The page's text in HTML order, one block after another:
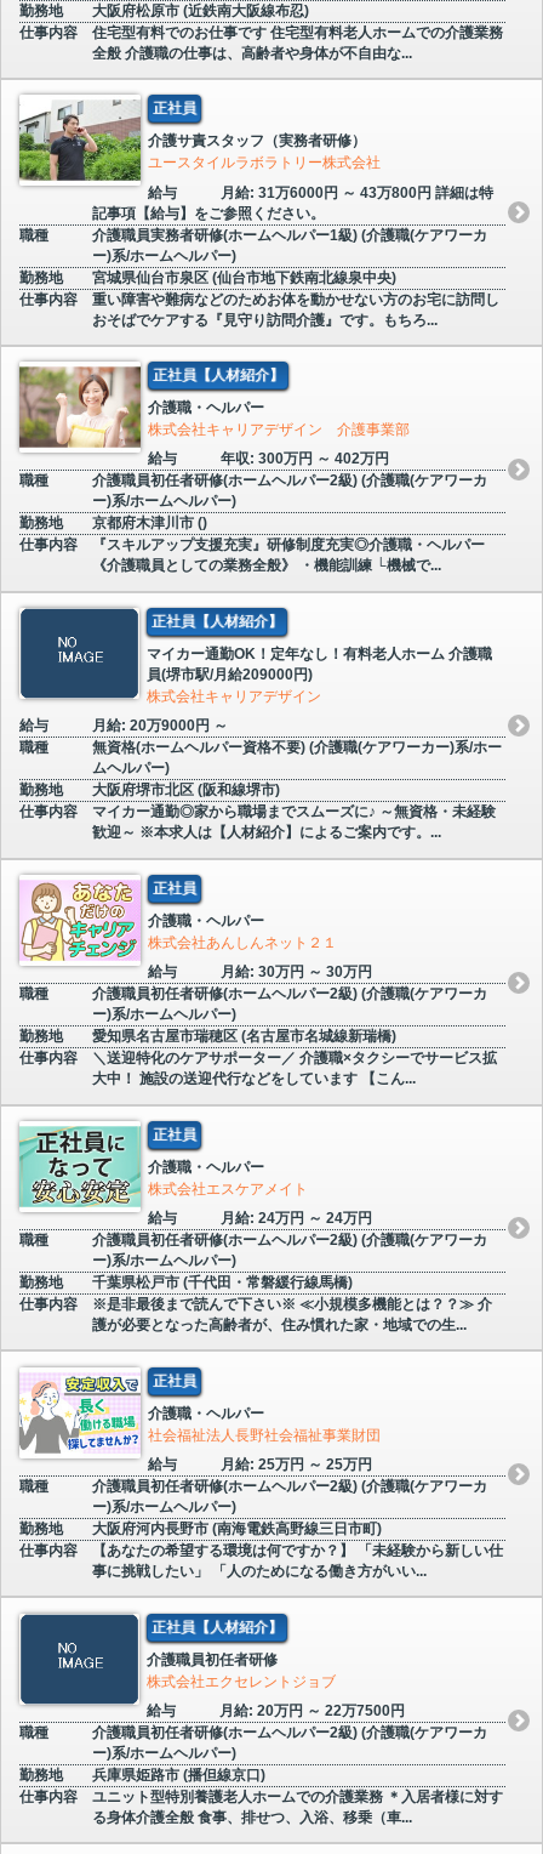
勤務地
大阪府松原市 (近鉄南大阪線布忍)
仕事内容
住宅型有料でのお仕事です 住宅型有料老人ホームでの介護業務
全般 介護職の仕事は、高齢者や身体が不自由な...
正社員
介護サ責スタッフ（実務者研修）
ユースタイルラボラトリー株式会社
給与
月給: 31万6000円 ～ 43万800円 詳細は特
記事項【給与】をご参照ください。
職種
介護職員実務者研修(ホームヘルパー1級) (介護職(ケアワーカ
ー)系/ホームヘルパー)
勤務地
宮城県仙台市泉区 (仙台市地下鉄南北線泉中央)
仕事内容
重い障害や難病などのためお体を動かせない方のお宅に訪問し
おそばでケアする『見守り訪問介護』です。もちろ...
正社員【人材紹介】
介護職・ヘルパー
株式会社キャリアデザイン 介護事業部
給与
年収: 300万円 ～ 402万円
職種
介護職員初任者研修(ホームヘルパー2級) (介護職(ケアワーカ
ー)系/ホームヘルパー)
勤務地
京都府木津川市 ()
仕事内容
『スキルアップ支援充実』研修制度充実◎介護職・ヘルパー
《介護職員としての業務全般》 ・機能訓練 └機械で...
正社員【人材紹介】
マイカー通勤OK！定年なし！有料老人ホーム 介護職
員(堺市駅/月給209000円)
株式会社キャリアデザイン
給与
月給: 20万9000円 ～
職種
無資格(ホームヘルパー資格不要) (介護職(ケアワーカー)系/ホー
ムヘルパー)
勤務地
大阪府堺市北区 (阪和線堺市)
仕事内容
マイカー通勤◎家から職場までスムーズに♪ ～無資格・未経験
歓迎～ ※本求人は【人材紹介】によるご案内です。...
正社員
介護職・ヘルパー
株式会社あんしんネット２１
給与
月給: 30万円 ～ 30万円
職種
介護職員初任者研修(ホームヘルパー2級) (介護職(ケアワーカ
ー)系/ホームヘルパー)
勤務地
愛知県名古屋市瑞穂区 (名古屋市名城線新瑞橋)
仕事内容
＼送迎特化のケアサポーター／ 介護職×タクシーでサービス拡
大中！ 施設の送迎代行などをしています 【こん...
正社員
介護職・ヘルパー
株式会社エスケアメイト
給与
月給: 24万円 ～ 24万円
職種
介護職員初任者研修(ホームヘルパー2級) (介護職(ケアワーカ
ー)系/ホームヘルパー)
勤務地
千葉県松戸市 (千代田・常磐緩行線馬橋)
仕事内容
※是非最後まで読んで下さい※ ≪小規模多機能とは？？≫ 介
護が必要となった高齢者が、住み慣れた家・地域での生...
正社員
介護職・ヘルパー
社会福祉法人長野社会福祉事業財団
給与
月給: 25万円 ～ 25万円
職種
介護職員初任者研修(ホームヘルパー2級) (介護職(ケアワーカ
ー)系/ホームヘルパー)
勤務地
大阪府河内長野市 (南海電鉄高野線三日市町)
仕事内容
【あなたの希望する環境は何ですか？】 「未経験から新しい仕
事に挑戦したい」 「人のためになる働き方がいい...
正社員【人材紹介】
介護職員初任者研修
株式会社エクセレントジョブ
給与
月給: 20万円 ～ 22万7500円
職種
介護職員初任者研修(ホームヘルパー2級) (介護職(ケアワーカ
ー)系/ホームヘルパー)
勤務地
兵庫県姫路市 (播但線京口)
仕事内容
ユニット型特別養護老人ホームでの介護業務 ＊入居者様に対す
る身体介護全般 食事、排せつ、入浴、移乗（車...